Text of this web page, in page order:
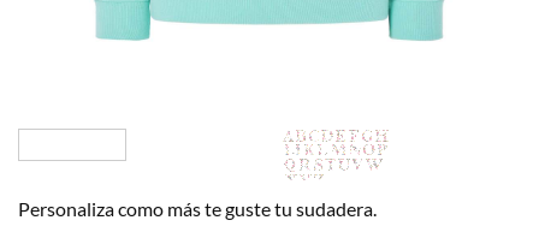
Personaliza como más te guste tu sudadera.